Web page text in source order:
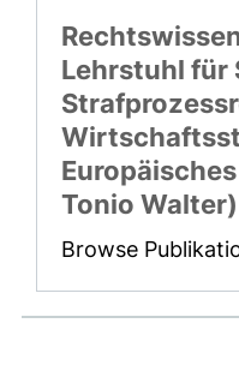
Lehrstuhl für
Tonio Walter)
Browse